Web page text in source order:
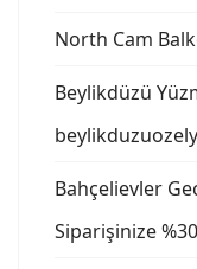
North Cam
Beylikdüzü
Bahçelievler
Siparişinize